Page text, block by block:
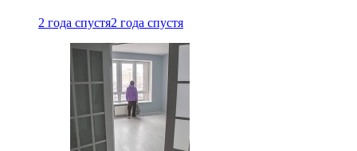
2 года спустя2 года спустя